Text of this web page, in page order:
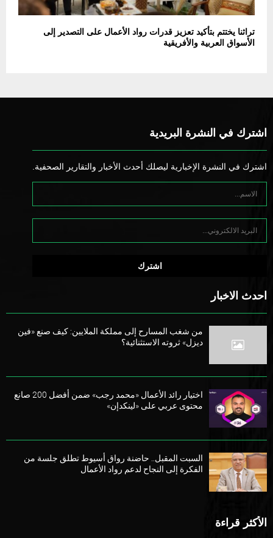
تراثنا يختتم بتأكيد تعزيز قدرات رواد الأعمال على التصدير إلى
الأسواق العربية والأفريقية
اشترك في النشرة البريدية
اشترك في النشرة الإخبارية ليصلك أحدث الأخبار والتقارير الصحفية.
احدث الاخبار
من شغب المسارح إلى مملكة الملايين: كيف صنع «فين
ديزل» ثروته الاستثنائية؟
اختيار رائد الأعمال «محمد رجب» ضمن أفضل 200 صانع
محتوى عربي على «لينكدإن»
السبت المقبل.. حاضنة رواق أسيوط تطلق جلسة من
الفكرة إلى النجاح لدعم رواد الأعمال
الأكثر قراءة